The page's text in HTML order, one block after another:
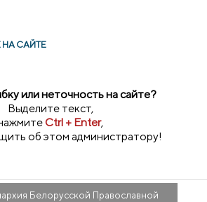
НА САЙТЕ
или неточность на сайте?
Выделите текст,
Ctrl + Enter,
об этом администратору!
Белорусской Православной